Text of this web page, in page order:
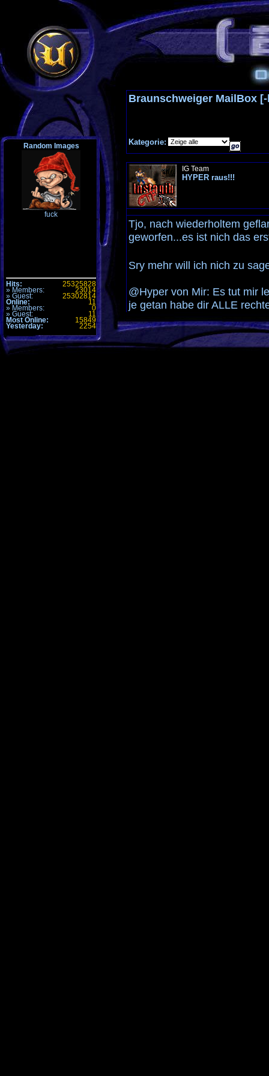
Random Images
fuck
Hits: 25325828
» Members: 23014
» Guest: 25302814
Online: 11
» Members: 0
» Guest: 11
Most Online: 15849
Yesterday: 2254
Braunschweiger MailBox
Kategorie:
IG Team
HYPER raus!!!
Tjo, nach wiederholtem
geworfen...es ist nich das
Sry mehr will ich nich zu
@Hyper von Mir: Es tut mir
je getan habe dir ALLE
.....werde ich mitgehen